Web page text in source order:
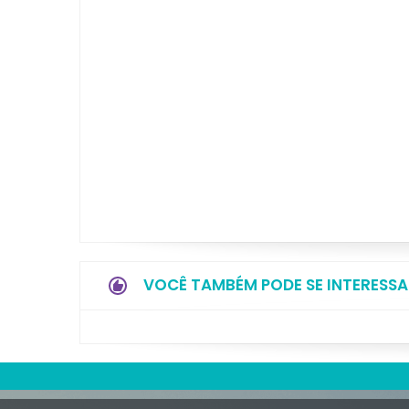
VOCÊ TAMBÉM PODE SE